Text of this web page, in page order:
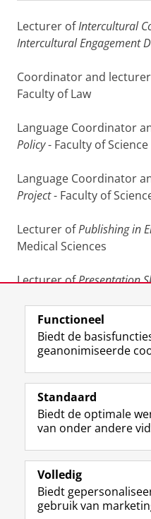
Lecturer ofIntercultural
Intercultural Engagement
Coordinator and
Faculty of Law
Language Coordinator
Policy- Faculty of
Language Coordinator
Project- Faculty of
Lecturer ofPublishing in
Medical Sciences
Lecturer ofPresentation
Laatst gewijzigd: 03
Volg de RUG
Studiekiezers
Alumni
Over ons
Functioneel
Biedt de
geanonimiseerde
Standaard
Biedt de optimale
van onder andere
Volledig
Biedt
gebruik van